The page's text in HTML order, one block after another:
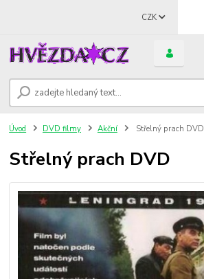
CZK
Úvod DVD filmy Akční Střelný prach DVD
Střelný prach DVD